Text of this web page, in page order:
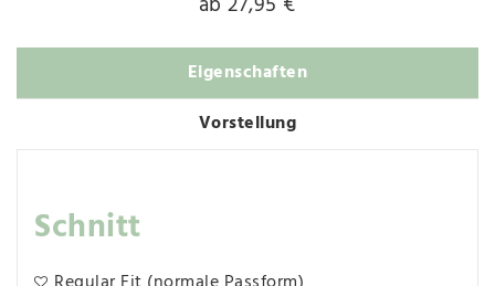
Eigenschaften
Vorstellung
Schnitt